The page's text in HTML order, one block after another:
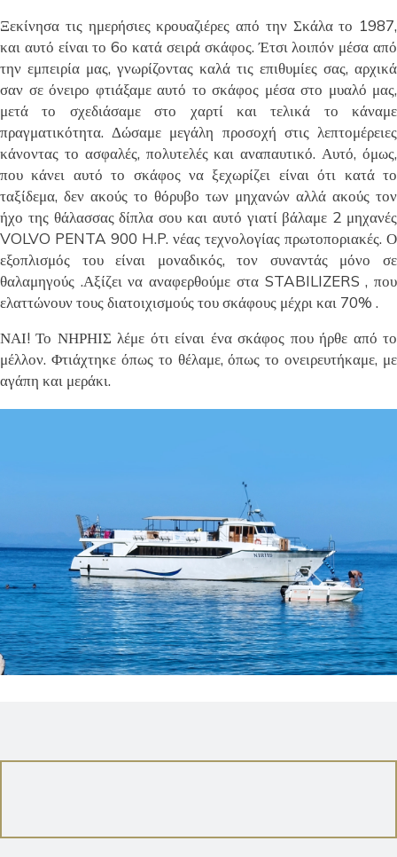
Ξεκίνησα τις ημερήσιες κρουαζιέρες από την Σκάλα το 1987,
και αυτό είναι το 6ο κατά σειρά σκάφος. Έτσι λοιπόν μέσα από
την εμπειρία μας, γνωρίζοντας καλά τις επιθυμίες σας, αρχικά
σαν σε όνειρο φτιάξαμε αυτό το σκάφος μέσα στο μυαλό μας,
μετά το σχεδιάσαμε στο χαρτί και τελικά το κάναμε
πραγματικότητα. Δώσαμε μεγάλη προσοχή στις λεπτομέρειες
κάνοντας το ασφαλές, πολυτελές και αναπαυτικό. Αυτό, όμως,
που κάνει αυτό το σκάφος να ξεχωρίζει είναι ότι κατά το
ταξίδεμα, δεν ακούς το θόρυβο των μηχανών αλλά ακούς τον
ήχο της θάλασσας δίπλα σου και αυτό γιατί βάλαμε 2 μηχανές
VOLVO PENTA 900 H.P. νέας τεχνολογίας πρωτοποριακές. Ο
εξοπλισμός του είναι μοναδικός, τον συναντάς μόνο σε
θαλαμηγούς .Αξίζει να αναφερθούμε στα STABILIZERS , που
ελαττώνουν τους διατοιχισμούς του σκάφους μέχρι και 70% .
ΝΑΙ! Το ΝΗΡΗΙΣ λέμε ότι είναι ένα σκάφος που ήρθε από το
μέλλον. Φτιάχτηκε όπως το θέλαμε, όπως το ονειρευτήκαμε, με
αγάπη και μεράκι.